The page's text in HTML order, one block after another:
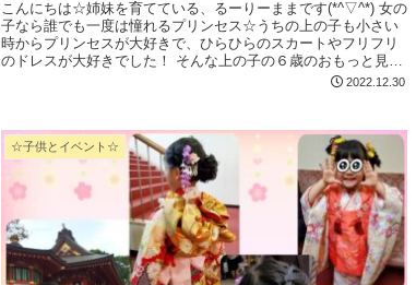
こんにちは☆姉妹を育てている、るーりーままです(*^▽^*) 女の
子なら誰でも一度は憧れるプリンセス☆うちの上の子も小さい
時からプリンセスが大好きで、ひらひらのスカートやフリフリ
のドレスが大好きでした！ そんな上の子の６歳のおもっと見
2022.12.30
☆子供とイベント☆